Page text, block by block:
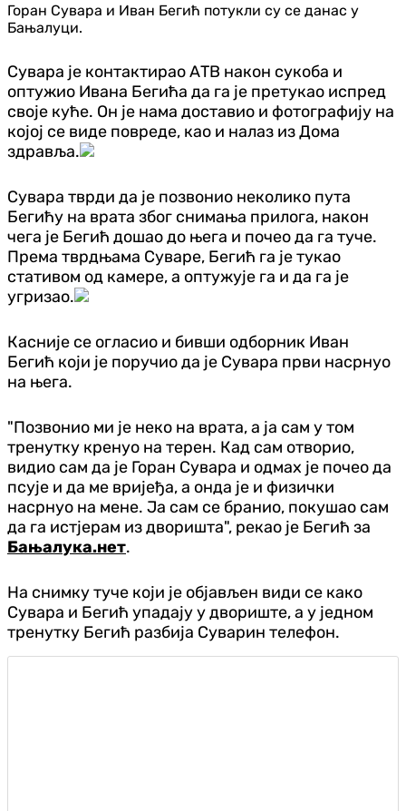
Горан Сувара и Иван Бегић потукли су се данас у
Бањалуци.
Сувара је контактирао АТВ након сукоба и
оптужио Ивана Бегића да га је претукао испред
своје куће. Он је нама доставио и фотографију на
којој се виде повреде, као и налаз из Дома
здравља.
Сувара тврди да је позвонио неколико пута
Бегићу на врата због снимања прилога, након
чега је Бегић дошао до њега и почео да га туче.
Према тврдњама Суваре, Бегић га је тукао
стативом од камере, а оптужује га и да га је
угризао.
Касније се огласио и бивши одборник Иван
Бегић који је поручио да је Сувара први насрнуо
на њега.
"Позвонио ми је неко на врата, а ја сам у том
тренутку кренуо на терен. Кад сам отворио,
видио сам да је Горан Сувара и одмах је почео да
псује и да ме вријеђа, а онда је и физички
насрнуо на мене. Ја сам се бранио, покушао сам
да га истјерам из дворишта", рекао је Бегић за
Бањалука.нет.
На снимку туче који је објављен види се како
Сувара и Бегић упадају у двориште, а у једном
тренутку Бегић разбија Суварин телефон.